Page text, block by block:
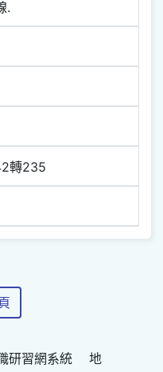
.
轉235
研習網系統 地